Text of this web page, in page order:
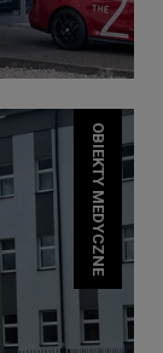
OBIEKTY MEDYCZNE